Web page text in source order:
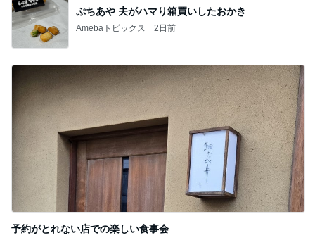
ぷちあや 夫がハマり箱買いしたおかき
Amebaトピックス 2日前
予約がとれない店での楽しい食事会